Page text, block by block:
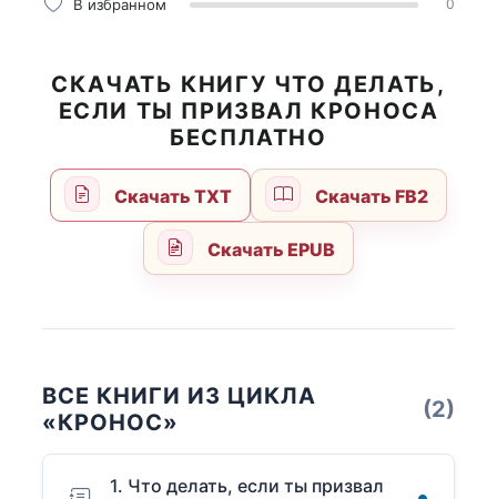
В избранном 0
СКАЧАТЬ КНИГУ ЧТО ДЕЛАТЬ,
ЕСЛИ ТЫ ПРИЗВАЛ КРОНОСА
БЕСПЛАТНО
Скачать TXT Скачать FB2
Скачать EPUB
ВСЕ КНИГИ ИЗ ЦИКЛА
«КРОНОС»
(2)
1. Что делать, если ты призвал